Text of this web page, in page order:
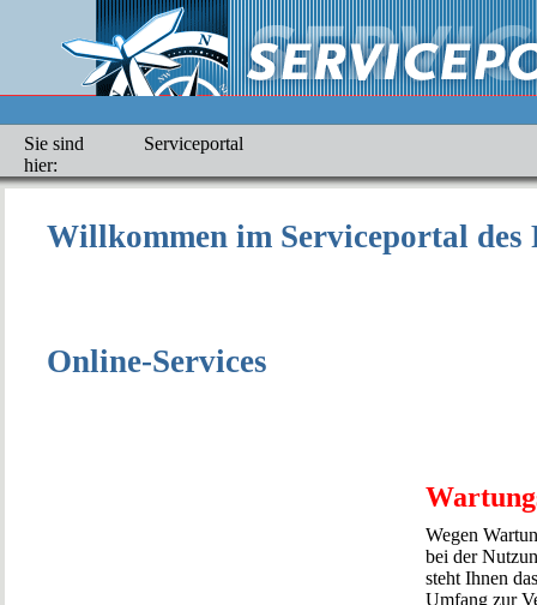
Sie sind
hier:
Serviceportal
Willkommen im Serviceportal des
Online-Services
Wegen
bei der
steht Ihnen
Umfang zur